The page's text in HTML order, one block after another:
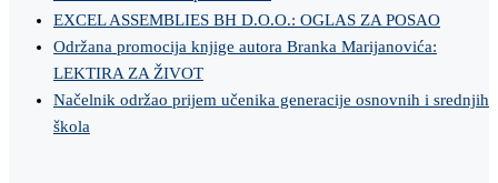
EXCEL ASSEMBLIES BH D.O.O.: OGLAS ZA POSAO
Održana promocija knjige autora Branka Marijanovića:
LEKTIRA ZA ŽIVOT
Načelnik održao prijem učenika generacije osnovnih i srednjih
škola